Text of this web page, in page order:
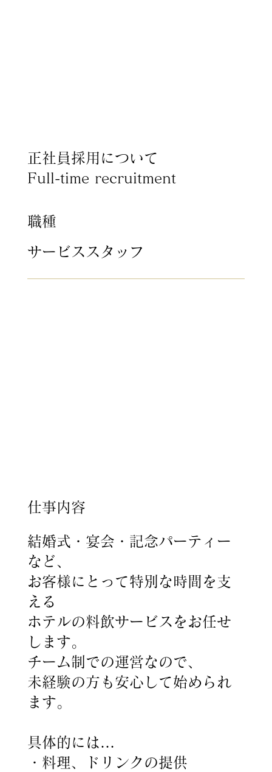
×
正社員採用について
Full-time recruitment
職種
サービススタッフ
仕事内容
結婚式・宴会・記念パーティー
など、
お客様にとって特別な時間を支
える
ホテルの料飲サービスをお任せ
します。
チーム制での運営なので、
未経験の方も安心して始められ
ます。
具体的には…
・料理、ドリンクの提供